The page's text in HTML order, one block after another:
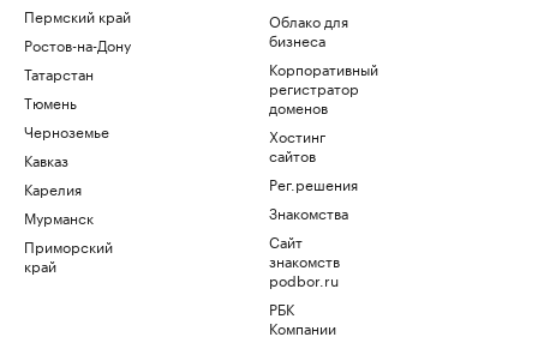
Пермский край
Ростов-на-Дону
Татарстан
Тюмень
Черноземье
Кавказ
Карелия
Мурманск
Приморский
край
Облако для
бизнеса
Корпоративный
регистратор
доменов
Хостинг
сайтов
Рег.решения
Знакомства
Сайт
знакомств
podbor.ru
РБК
Компании